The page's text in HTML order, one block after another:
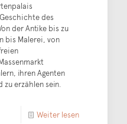
des
der Antike bis zu
bis Malerei, von
ihren Agenten
zu erzählen sein.
Weiter lesen